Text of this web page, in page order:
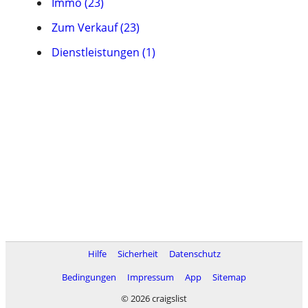
Zum Verkauf (23)
Dienstleistungen (1)
Hilfe Sicherheit
Datenschutz
Bedingungen
Impressum App
Sitemap
© 2026 craigslist